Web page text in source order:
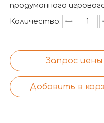
продуманного
Количество:
Запрос цены
Добавить в